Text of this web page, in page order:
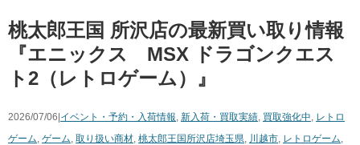
桃太郎王国 所沢店の最新買い取り情報
『エニックス MSX ドラゴンクエス
ト2（レトロゲーム）』
2026/07/06|イベント・予約・入荷情報 新入荷・買取実績 買取強化中 レトロ
ゲーム ゲーム 取り扱い商材 桃太郎王国所沢店埼玉県 川越市 レトロゲーム